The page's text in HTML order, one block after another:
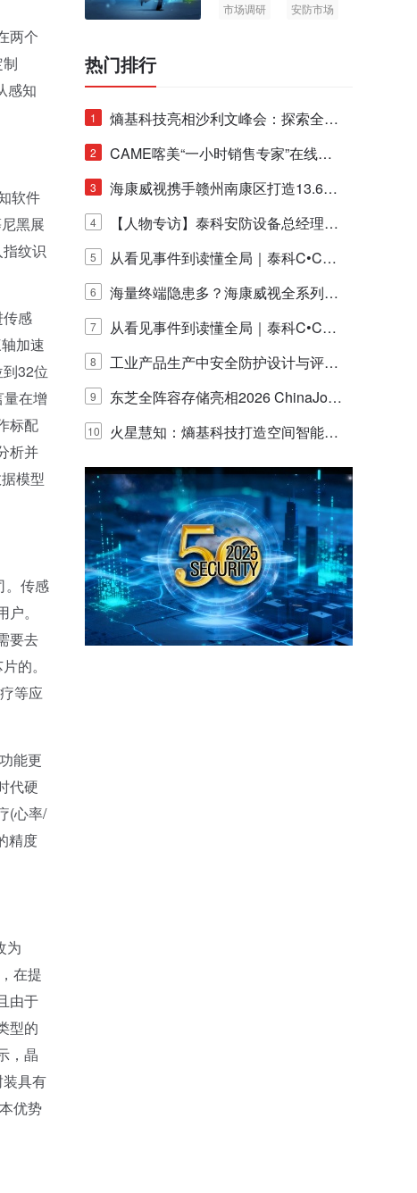
两个
感知
软件
黑展
纹识
感
加速
32位
在增
标配
析并
模型
。传感
。
要去
的。
等应
能更
代硬
(心率/
精度
为
在提
由于
型的
，晶
具有
优势
市场调研
安防市场
热门排行
1
熵基科技亮相沙利文峰会：探索全栈
脑机技术商业化生态新路径
2
CAME喀美“一小时销售专家”在线赋
能培训正式启动！
3
海康威视携手赣州南康区打造13.6公
里绿波网
4
【人物专访】泰科安防设备总经理张
宁解码安防出海新范式
5
从看见事件到读懂全局｜泰科C•CUR
E IQ 3.20开启安防运营智能新时代
6
海量终端隐患多？海康威视全系列物
联安全产品，四层守护更放心！
7
从看见事件到读懂全局｜泰科C•CUR
E IQ 3.20开启安防运营智能新时代
8
工业产品生产中安全防护设计与评估
的实践与探讨
9
东芝全阵容存储亮相2026 ChinaJo
y，以海量数据底座赋能“与AI同游”新
体验
10
火星慧知：熵基科技打造空间智能时
代的认知中枢